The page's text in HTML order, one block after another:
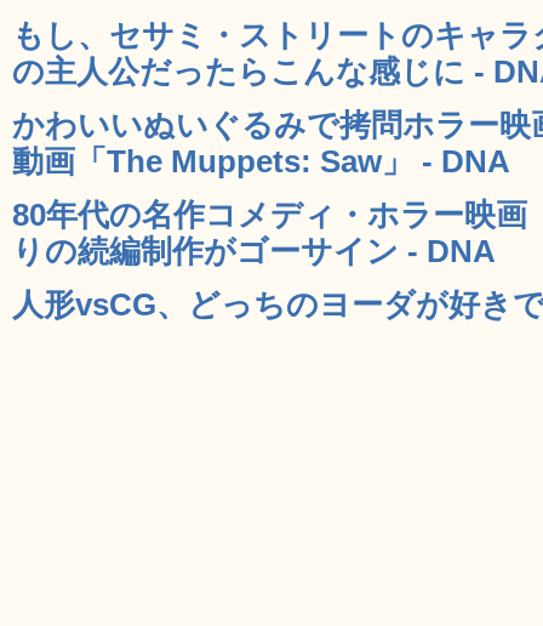
もし、セサミ・ストリートのキャ
の主人公だったらこんな感じに -
かわいいぬいぐるみで拷問ホラー
動画「The Muppets: Saw」 - DNA
80年代の名作コメディ・ホラー映画
りの続編制作がゴーサイン - DNA
人形vsCG、どっちのヨーダが好き